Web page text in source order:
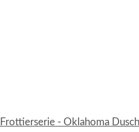
Frottierserie - Oklahoma